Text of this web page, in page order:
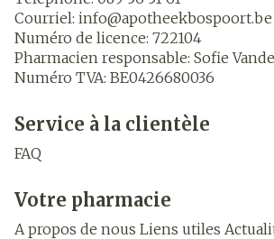
Courriel: info@apotheekbospoort.be
Numéro de licence: 722104
Pharmacien responsable: Sofie
Numéro TVA: BE0426680036
Service à la clientèle
FAQ
Votre pharmacie
A propos de nous Liens utiles